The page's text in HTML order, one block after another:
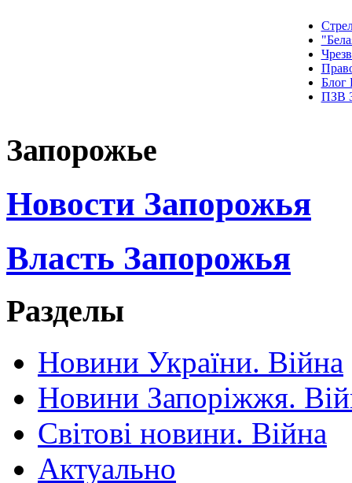
Блог
ПЗВ
Запорожье
Новости Запорожья
Власть Запорожья
Разделы
Новини України. Війна
Новини Запоріжжя.
Світові новини. Війна
Актуально